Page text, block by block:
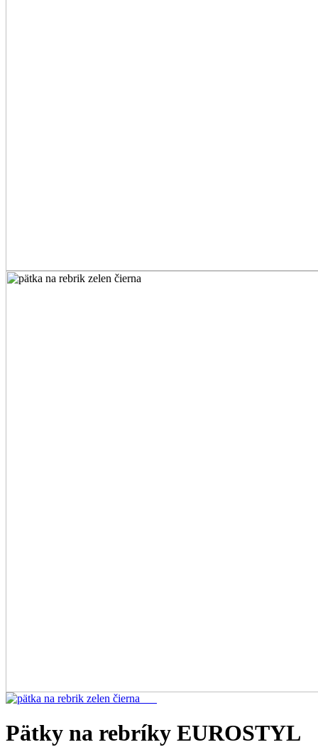
Pätky na rebríky EUROSTYL